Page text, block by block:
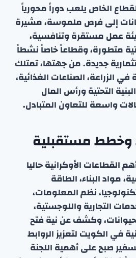
الخاص يلعب دوراً محورياً
إلى فرص ملموسة، مشيرة
عمل مستقرة وتنافسية،
متطورة، وقطاعاً خاصاً نشطاً
جديدة. من جهتها، تمتلك
في الزراعة، الصناعات الغذائية،
التحتية ورأس المال
واسعة للتعاون المتبادل.
وخطط مستقبلية
الأوكرانية حاليا
مواد البناء، الطاقة
نظم المعلومات،
التجارية واللوجستية،
وكشف عن نية فتح
في الكويت لتعزيز الروابط
صبح على أهمية اللجنة